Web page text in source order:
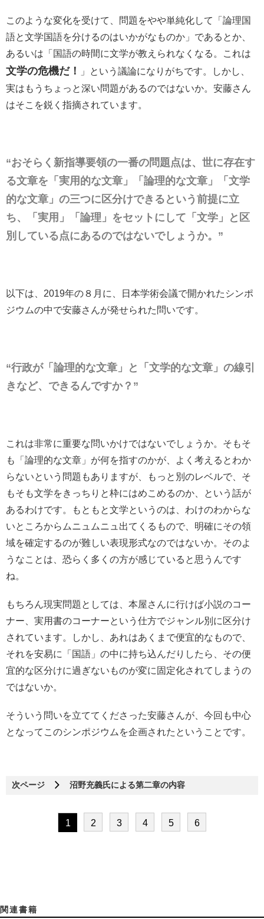
このような変化を受けて、問題をやや単純化して「論理国
語と文学国語を分けるのはいかがなものか」であるとか、
あるいは「国語の時間に文学が教えられなくなる。これは
文学の危機だ！
」という議論になりがちです。しかし、
実はもうちょっと深い問題があるのではないか。安藤さん
はそこを鋭く指摘されています。
“おそらく新指導要領の一番の問題点は、世に存在す
る文章を「実用的な文章」「論理的な文章」「文学
的な文章」の三つに区分けできるという前提に立
ち、「実用」「論理」をセットにして「文学」と区
別している点にあるのではないでしょうか。”
以下は、2019年の８月に、日本学術会議で開かれたシンポ
ジウムの中で安藤さんが発せられた問いです。
“行政が「論理的な文章」と「文学的な文章」の線引
きなど、できるんですか？”
これは非常に重要な問いかけではないでしょうか。そもそ
も「論理的な文章」が何を指すのかが、よく考えるとわか
らないという問題もありますが、もっと別のレベルで、そ
もそも文学をきっちりと枠にはめこめるのか、という話が
あるわけです。もともと文学というのは、わけのわからな
いところからムニュムニュ出てくるもので、明確にその領
域を確定するのが難しい表現形式なのではないか。そのよ
うなことは、恐らく多くの方が感じていると思うんです
ね。
もちろん現実問題としては、本屋さんに行けば小説のコー
ナー、実用書のコーナーという仕方でジャンル別に区分け
されています。しかし、あれはあくまで便宜的なもので、
それを安易に「国語」の中に持ち込んだりしたら、その便
宜的な区分けに過ぎないものが変に固定化されてしまうの
ではないか。
そういう問いを立ててくださった安藤さんが、今回も中心
となってこのシンポジウムを企画されたということです。
次ページ 沼野充義氏による第二章の内容
1 2 3 4 5 6
関連書籍